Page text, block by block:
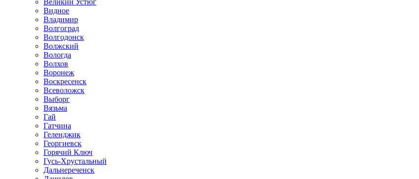
Великий Устюг
Видное
Владимир
Волгоград
Волгодонск
Волжский
Вологда
Волхов
Воронеж
Воскресенск
Всеволожск
Выборг
Вязьма
Гай
Гатчина
Геленджик
Георгиевск
Горячий Ключ
Гусь-Хрустальный
Дальнереченск